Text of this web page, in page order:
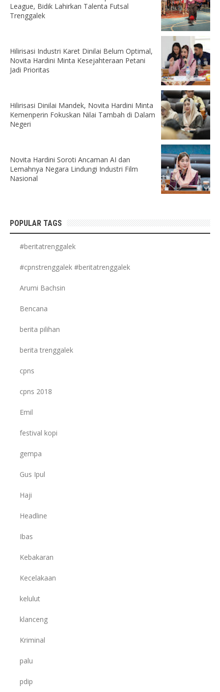
League, Bidik Lahirkan Talenta Futsal
Trenggalek
Hilirisasi Industri Karet Dinilai Belum Optimal,
Novita Hardini Minta Kesejahteraan Petani
Jadi Prioritas
Hilirisasi Dinilai Mandek, Novita Hardini Minta
Kemenperin Fokuskan Nilai Tambah di Dalam
Negeri
Novita Hardini Soroti Ancaman AI dan
Lemahnya Negara Lindungi Industri Film
Nasional
POPULAR TAGS
#beritatrenggalek
#cpnstrenggalek #beritatrenggalek
Arumi Bachsin
Bencana
berita pilihan
berita trenggalek
cpns
cpns 2018
Emil
festival kopi
gempa
Gus Ipul
Haji
Headline
Ibas
Kebakaran
Kecelakaan
kelulut
klanceng
Kriminal
palu
pdip